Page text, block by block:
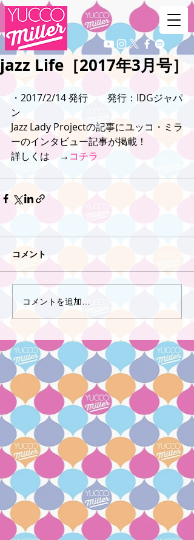
jazz Life［2017年3月号］
・2017/2/14 発行　　発行：IDGジャパ
ン
Jazz Lady Projectの記事にユッコ・ミラ
ーのインタビュー記事が掲載！
詳しくは　→ コチラ
コメント
コメントを追加…